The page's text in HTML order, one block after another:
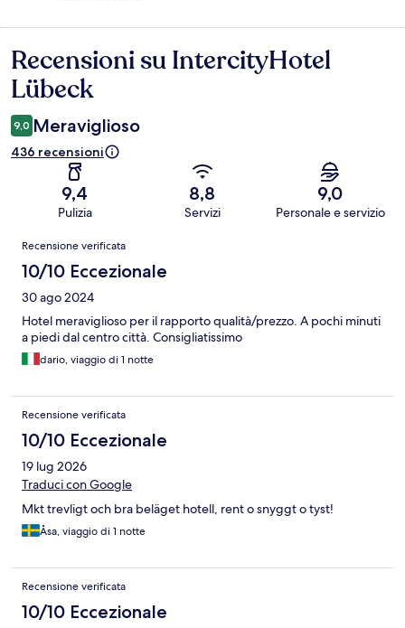
Recensioni
Recensioni su IntercityHotel
Lübeck
9,0 Meraviglioso
436 recensioni
9,4
Pulizia
8,8
Servizi
9,0
Personale e servizio
Recensioni
Recensione verificata
10/10 Eccezionale
30 ago 2024
Hotel meraviglioso per il rapporto qualità/prezzo. A pochi minuti
a piedi dal centro città. Consigliatissimo
dario, viaggio di 1 notte
Recensione verificata
10/10 Eccezionale
19 lug 2026
Traduci con Google
Mkt trevligt och bra beläget hotell, rent o snyggt o tyst!
Åsa, viaggio di 1 notte
Recensione verificata
10/10 Eccezionale